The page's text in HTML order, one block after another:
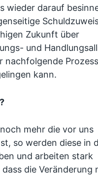
wieder darauf
Zukunft über
und
nachfolgende
kann.
mehr die vor uns
so werden diese in
und arbeiten stark
die Veränderung